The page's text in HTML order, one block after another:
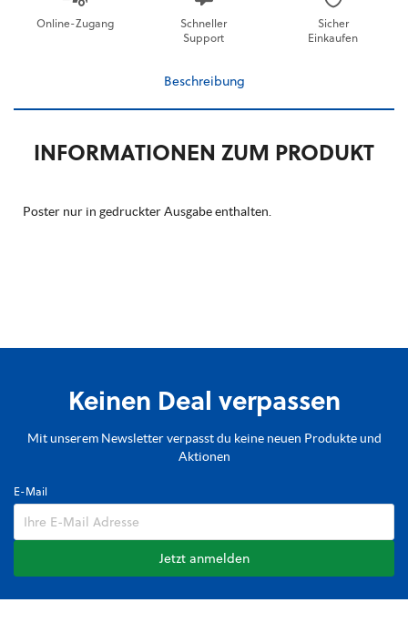
Online-Zugang
Schneller
Support
Sicher
Einkaufen
Beschreibung
INFORMATIONEN ZUM PRODUKT
Poster nur in gedruckter Ausgabe enthalten.
Keinen Deal verpassen
Mit unserem Newsletter verpasst du keine neuen Produkte und
Aktionen
E-Mail
Jetzt anmelden